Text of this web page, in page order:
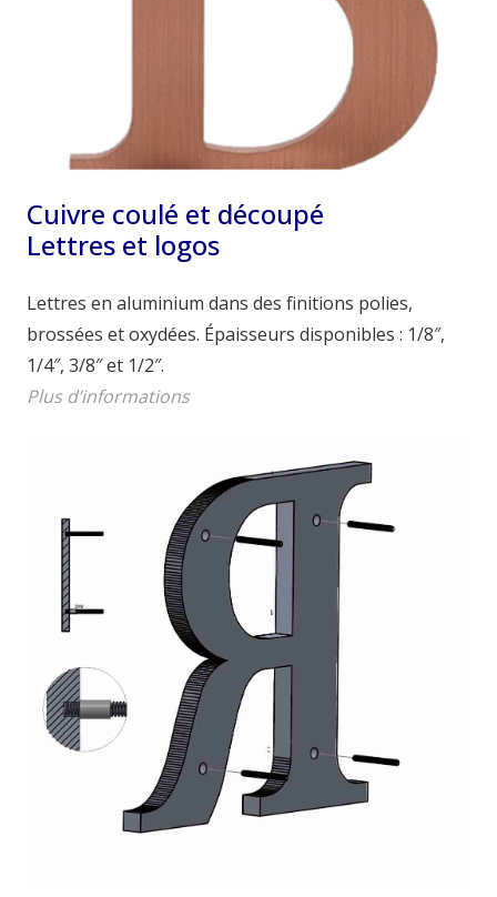
Cuivre coulé et découpé
Lettres et logos
Lettres en aluminium dans des finitions polies,
brossées et oxydées. Épaisseurs disponibles : 1/8″,
1/4″, 3/8″ et 1/2″.
Plus d’informations